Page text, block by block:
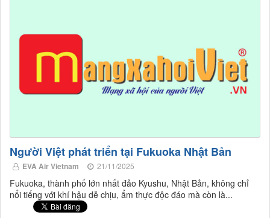
Người Việt phát triển tại Fukuoka Nhật Bản
EVA Air Vietnam 21/11/2025
Fukuoka, thành phố lớn nhất đảo Kyushu, Nhật Bản, không chỉ
nổi tiếng với khí hậu dễ chịu, ẩm thực độc đáo mà còn là...